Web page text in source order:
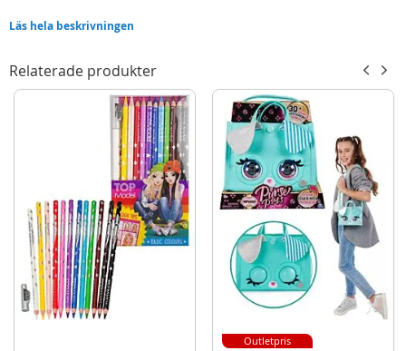
Mått:12,5 x 20 x 27 cm
Färg: Lila med leoparddetaljer
Tillverkad av återvunnet material
4-10791
4010070426279
Varumärke
Läs hela beskrivningen
Relaterade produkter
Outletpris